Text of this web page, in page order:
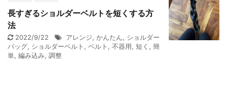
長すぎるショルダーベルトを短くする方
法
2022/9/22 アレンジ, かんたん, ショルダー
バッグ, ショルダーベルト , ベルト , 不器用, 短く , 簡
単, 編み込み, 調整